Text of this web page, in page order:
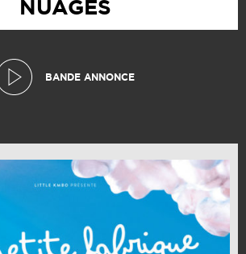
NUAGES
BANDE ANNONCE